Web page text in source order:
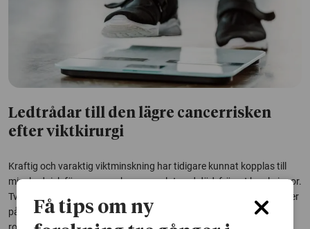
Ledtrådar till den lägre cancerrisken
efter viktkirurgi
Kraftig och varaktig viktminskning har tidigare kunnat kopplas till
minskad risk för cancer och cancerrelaterad död, främst hos kvinnor.
Två nya studier ger nu ledtrådar till varför risken minskar – och tyder
på att kön, ämnesomsättning och genetik kan spela en avgörande
Få tips om ny